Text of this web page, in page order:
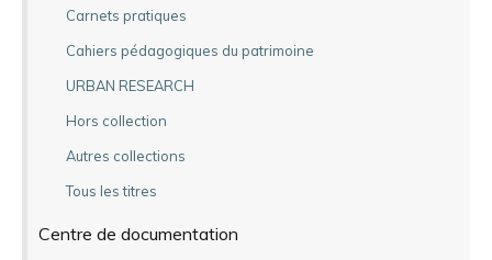
Carnets pratiques
Cahiers pédagogiques du patrimoine
URBAN RESEARCH
Hors collection
Autres collections
Tous les titres
Centre de documentation